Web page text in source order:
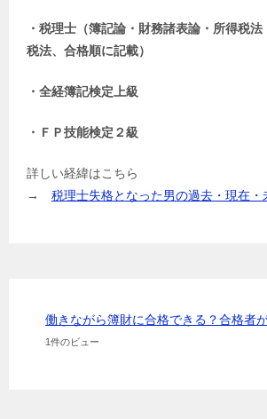
・税理士（簿記論・財務諸表論・所得税
税法、合格順に記載）
・全経簿記検定上級
・ＦＰ技能検定２級
詳しい経緯はこちら
→ 税理士失格となった男の過去・現在・
働きながら簿財に合格できる？合格者
1件のビュー